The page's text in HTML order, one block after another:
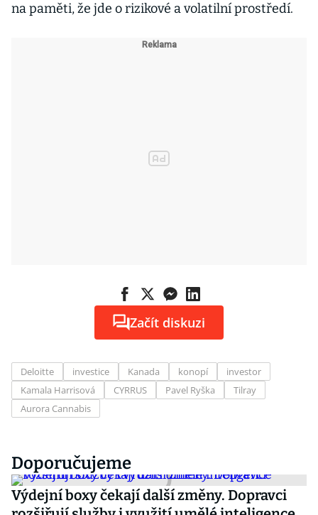
na paměti, že jde o rizikové a volatilní prostředí.
Začít diskuzi
Deloitte investice Kanada konopí
investor
Kamala Harrisová
CYRRUS Pavel Ryška
Tilray
Aurora Cannabis
Doporučujeme
Výdejní boxy čekají další změny. Dopravci